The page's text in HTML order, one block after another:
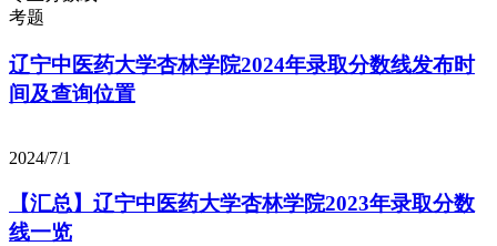
考题
辽宁中医药大学杏林学院2024年录取分数线发布时
间及查询位置
2024/7/1
【汇总】辽宁中医药大学杏林学院2023年录取分数
线一览